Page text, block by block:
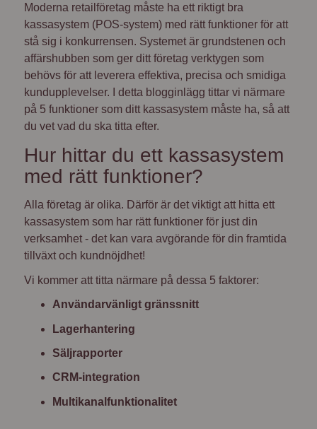
Moderna retailföretag måste ha ett riktigt bra
kassasystem (POS-system) med rätt funktioner för att
stå sig i konkurrensen. Systemet är grundstenen och
affärshubben som ger ditt företag verktygen som
behövs för att leverera effektiva, precisa och smidiga
kundupplevelser. I detta blogginlägg tittar vi närmare
på 5 funktioner som ditt kassasystem måste ha, så att
du vet vad du ska titta efter.
Hur hittar du ett kassasystem
med rätt funktioner?
Alla företag är olika. Därför är det viktigt att hitta ett
kassasystem som har rätt funktioner för just din
verksamhet - det kan vara avgörande för din framtida
tillväxt och kundnöjdhet!
Vi kommer att titta närmare på dessa 5 faktorer:
Användarvänligt gränssnitt
Lagerhantering
Säljrapporter
CRM-integration
Multikanalfunktionalitet